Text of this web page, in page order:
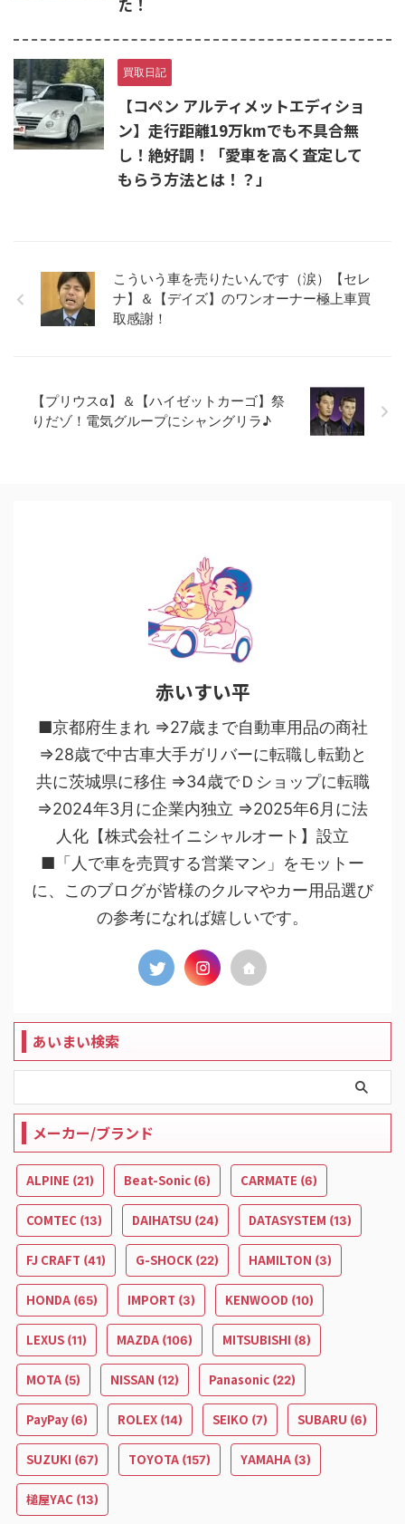
買取日記
【コペン アルティメットエディショ
ン】走行距離19万kmでも不具合無
し！絶好調！「愛車を高く査定して
もらう方法とは！？」
こういう車を売りたいんです（涙）【セレ
ナ】＆【デイズ】のワンオーナー極上車買
取感謝！
【プリウスα】＆【ハイゼットカーゴ】祭
りだゾ！電気グループにシャングリラ♪
赤いすい平
■京都府生まれ ⇒27歳まで自動車用品の商社
⇒28歳で中古車大手ガリバーに転職し転勤と
共に茨城県に移住 ⇒34歳でＤショップに転職
⇒2024年3月に企業内独立 ⇒2025年6月に法
人化【株式会社イニシャルオート】設立
■「人で車を売買する営業マン」をモットー
に、このブログが皆様のクルマやカー用品選び
の参考になれば嬉しいです。
あいまい検索
メーカー/ブランド
ALPINE (21) Beat-Sonic (6) CARMATE (6)
COMTEC (13) DAIHATSU (24) DATASYSTEM (13)
FJ CRAFT (41) G-SHOCK (22) HAMILTON (3)
HONDA (65) IMPORT (3) KENWOOD (10)
LEXUS (11) MAZDA (106) MITSUBISHI (8)
MOTA (5) NISSAN (12) Panasonic (22)
PayPay(6) ROLEX (14) SEIKO (7) SUBARU (6)
SUZUKI (67) TOYOTA (157) YAMAHA (3)
槌屋YAC (13)